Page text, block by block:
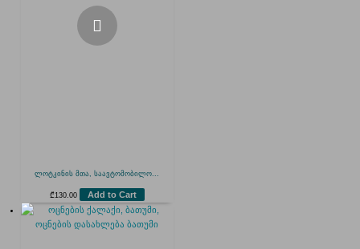
ლოტკინის მთა, საავტომობილო...
₾ 130.00 Add to Cart